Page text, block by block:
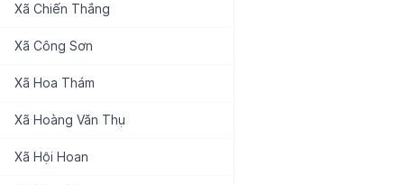
Xã Chiến Thắng
Xã Công Sơn
Xã Hoa Thám
Xã Hoàng Văn Thụ
Xã Hội Hoan